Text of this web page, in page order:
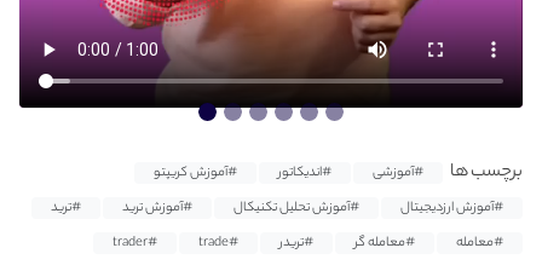
برچسب ها #آموزشی #اندیکاتور
#آموزش کریپتو
#آموزش ارزدیجیتال
#آموزش تحلیل تکنیکال #آموزش ترید
#ترید
#معامله
#معامله گر #تریدر #trade
#trader